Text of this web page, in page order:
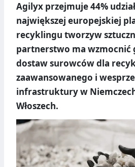
Agilyx przejmuje 44%
największej europejskiej
recyklingu tworzyw
partnerstwo ma wzmocnić
dostaw surowców dla
zaawansowanego i
infrastruktury w
Włoszech.